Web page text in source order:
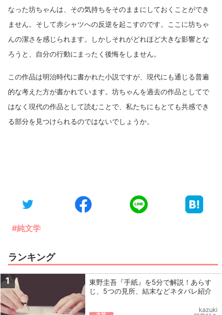
なった坊ちゃんは、その気持ちをそのままにしておくことができ
ません。そして赤シャツへの反逆を起こすのです。ここに坊ちゃ
んの潔さを感じられます。しかしそれがどれほど大きな影響とな
ろうと、自分の行動にまったく後悔をしません。
この作品は明治時代に書かれた小説ですが、現代にも通じる普遍
的な考えた方が書かれています。坊ちゃんを過去の作品としてで
はなく現代の作品として読むことで、私たちにもとても共感でき
る部分を見つけられるのではないでしょうか。
#純文学
ランキング
1
東野圭吾『手紙』を5分で解説！あらす
じ、5つの見所、結末などネタバレ紹介
kazuki